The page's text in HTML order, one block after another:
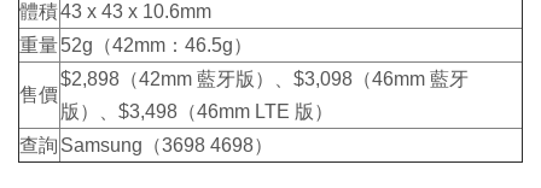
體積43 x 43 x 10.6mm
重量52g（42mm：46.5g）
售價
$2,898（42mm 藍牙版）、$3,098（46mm 藍牙
版）、$3,498（46mm LTE 版）
查詢 Samsung（3698 4698）